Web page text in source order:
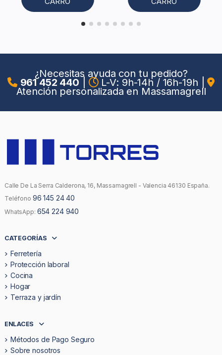
¿Necesitas ayuda con tu pedido?
961 452 440 L-V: 9h-14h / 16h-19h
Atención personalizada en Massamagrell
Calle De La Serra Calderona, 16, Massamagrell - Valencia 46130 España.
Teléfono 96 145 24 40
WhatsApp: 654 224 940
CATEGORÍAS
Ferretería
Protección laboral
Cocina
Hogar
Terraza y jardín
ENLACES
Métodos de Pago Seguro
Sobre nosotros